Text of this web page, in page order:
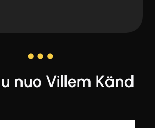
nuo Villem Känd